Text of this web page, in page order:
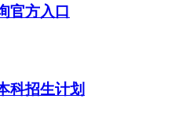
官方入口
科招生计划